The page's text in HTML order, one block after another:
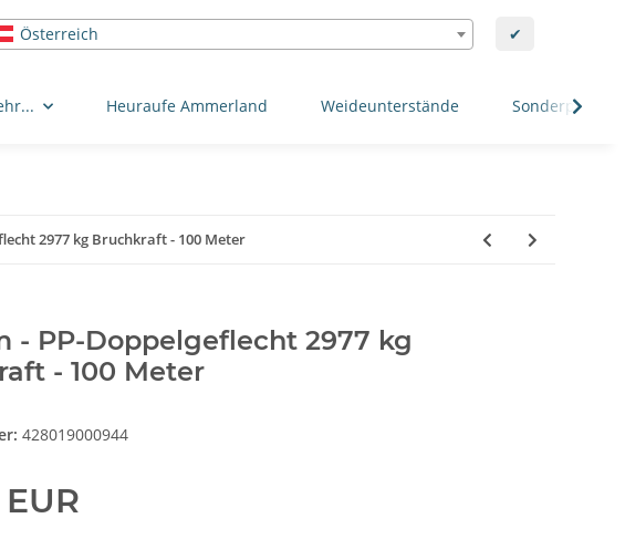
Österreich ✔
Heuraufe Ammerland Weideunterstände Sonderposten
2977 kg Bruchkraft - 100 Meter
- PP-Doppelgeflecht 2977 kg
- 100 Meter
428019000944
EUR